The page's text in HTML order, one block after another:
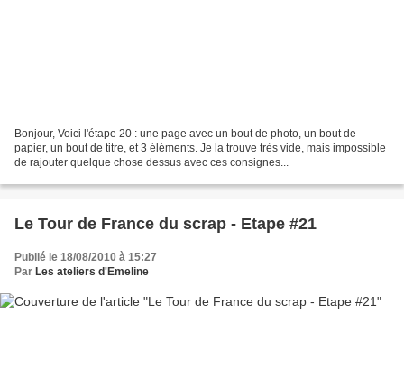
Bonjour, Voici l'étape 20 : une page avec un bout de photo, un bout de
papier, un bout de titre, et 3 éléments. Je la trouve très vide, mais impossible
de rajouter quelque chose dessus avec ces consignes...
Le Tour de France du scrap - Etape #21
Publié le 18/08/2010 à 15:27
Par Les ateliers d'Emeline